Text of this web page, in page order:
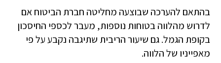
בהתאם להערכה שבוצעה מחליטה חברת הביטוח אם
לדרוש מהלווה בטוחות נוספות, מעבר לכספי החיסכון
בקופת הגמל. גם שיעור הריבית שתיגבה נקבע על פי
מאפייניו של הלווה.